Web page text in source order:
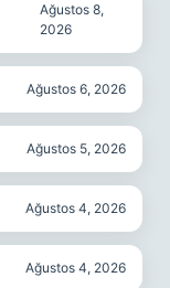
Ağustos 8,
2026
Ağustos 6, 2026
Ağustos 5, 2026
Ağustos 4, 2026
Ağustos 4, 2026